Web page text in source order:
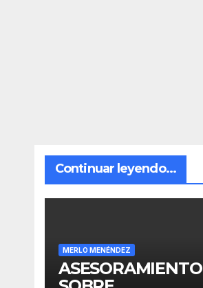
Continuar leyendo...
MERLO MENÉNDEZ
ASESORAMIENTO